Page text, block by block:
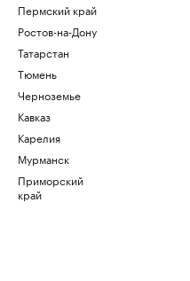
Пермский край
Ростов-на-Дону
Татарстан
Тюмень
Черноземье
Кавказ
Карелия
Мурманск
Приморский
край